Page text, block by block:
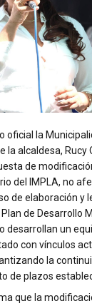
oficial la
la alcaldesa, Rucy
de
del IMPLA, no
de elaboración y
de Desarrollo
desarrollan un
con vínculos
la
de plazos
que la